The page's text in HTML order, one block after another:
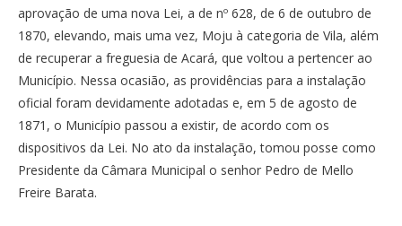
aprovação de uma nova Lei, a de nº 628, de 6 de outubro de
1870, elevando, mais uma vez, Moju à categoria de Vila, além
de recuperar a freguesia de Acará, que voltou a pertencer ao
Município. Nessa ocasião, as providências para a instalação
oficial foram devidamente adotadas e, em 5 de agosto de
1871, o Município passou a existir, de acordo com os
dispositivos da Lei. No ato da instalação, tomou posse como
Presidente da Câmara Municipal o senhor Pedro de Mello
Freire Barata.